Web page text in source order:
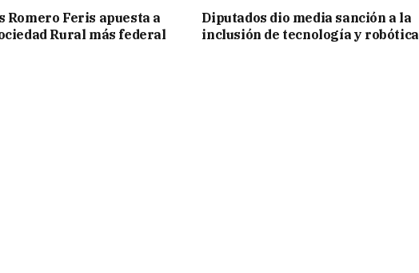
Romero Feris apuesta a
Rural más federal
Diputados dio media sanción a la
inclusión de tecnología y robótica